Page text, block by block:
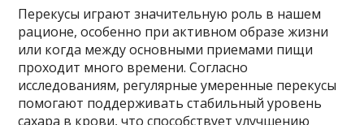
Перекусы играют значительную роль в нашем
рационе, особенно при активном образе жизни
или когда между основными приемами пищи
проходит много времени. Согласно
исследованиям, регулярные умеренные перекусы
помогают поддерживать стабильный уровень
сахара в крови, что способствует улучшению